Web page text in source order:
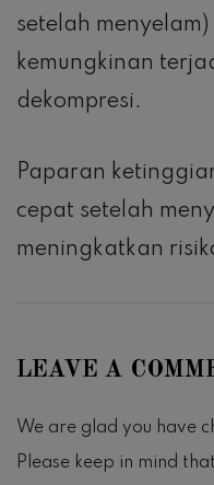
setelah
kemungkinan
dekompresi.
Paparan
cepat setelah
meningkatkan
LEAVE A
We are glad you have
Please keep in mind